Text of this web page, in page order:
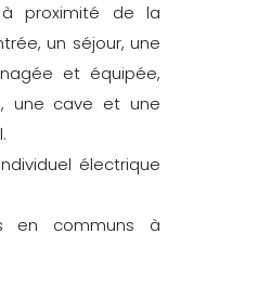
à proximité de la
un séjour, une
et équipée,
une cave et une
électrique
en communs à